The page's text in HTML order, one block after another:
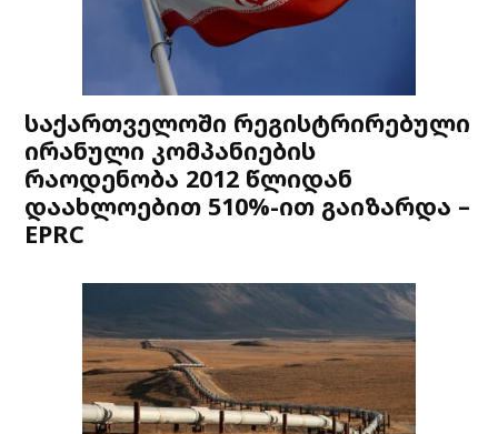
საქართველოში რეგისტრირებული
ირანული კომპანიების
რაოდენობა 2012 წლიდან
დაახლოებით 510%-ით გაიზარდა –
EPRC